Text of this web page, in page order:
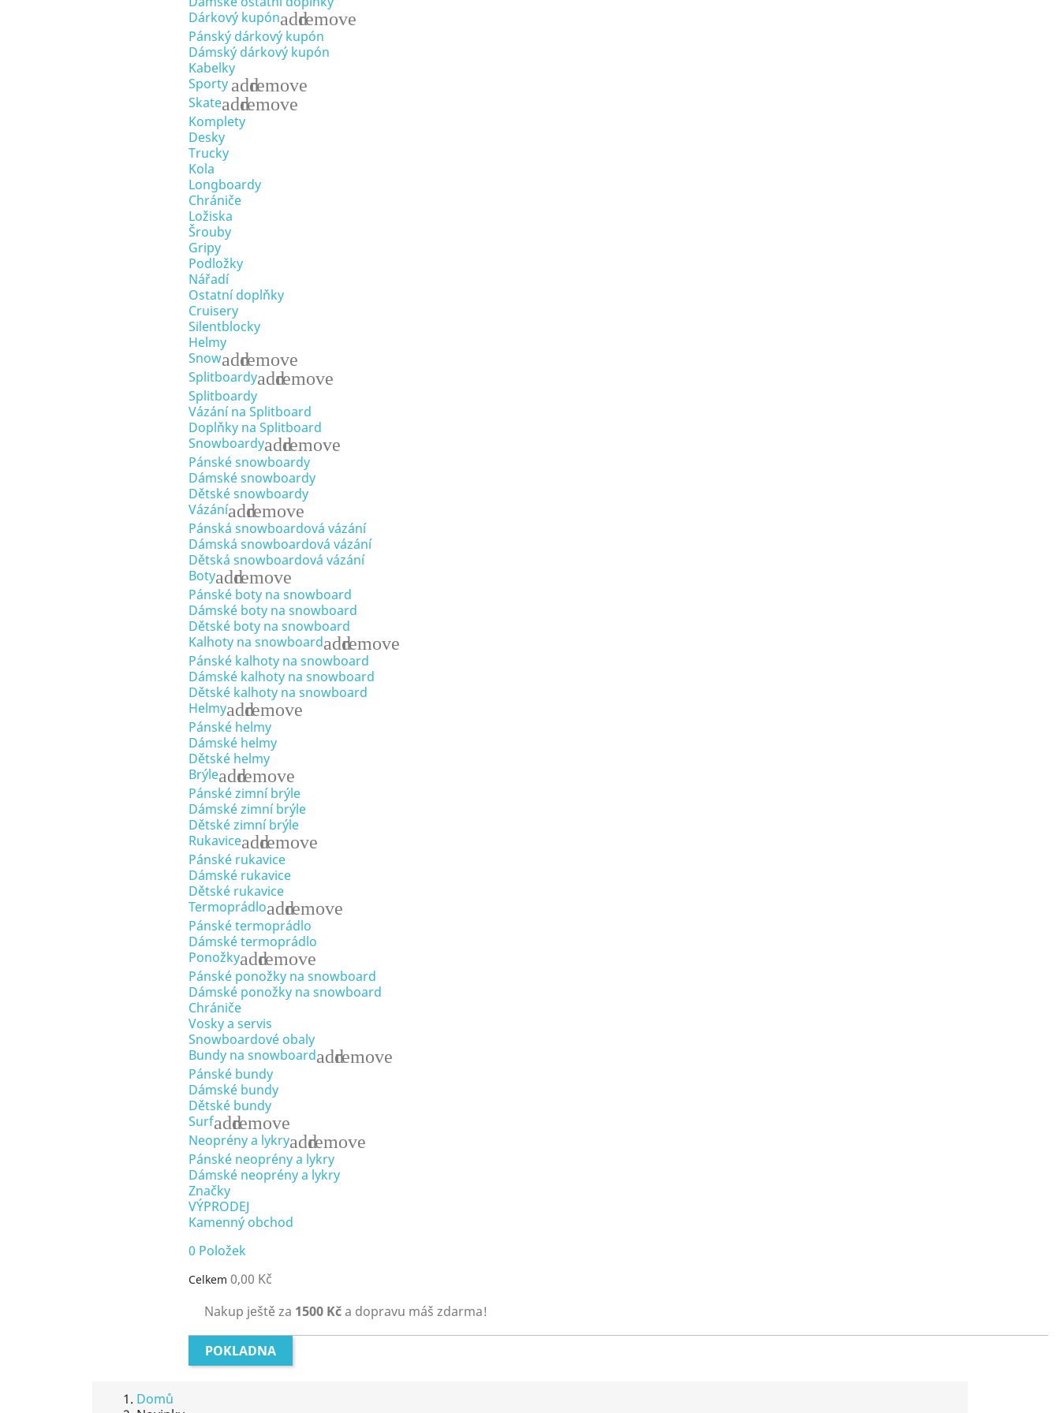
Dárkový kupónaddremove
Pánský dárkový kupón
Dámský dárkový kupón
Kabelky
Sporty addremove
Skateaddremove
Komplety
Desky
Trucky
Kola
Longboardy
Chrániče
Ložiska
Šrouby
Gripy
Podložky
Nářadí
Ostatní doplňky
Cruisery
Silentblocky
Helmy
Snowaddremove
Splitboardyaddremove
Splitboardy
Vázání na Splitboard
Doplňky na Splitboard
Snowboardyaddremove
Pánské snowboardy
Dámské snowboardy
Dětské snowboardy
Vázáníaddremove
Pánská snowboardová vázání
Dámská snowboardová vázání
Dětská snowboardová vázání
Botyaddremove
Pánské boty na snowboard
Dámské boty na snowboard
Dětské boty na snowboard
Kalhoty na snowboardaddremove
Pánské kalhoty na snowboard
Dámské kalhoty na snowboard
Dětské kalhoty na snowboard
Helmyaddremove
Pánské helmy
Dámské helmy
Dětské helmy
Brýleaddremove
Pánské zimní brýle
Dámské zimní brýle
Dětské zimní brýle
Rukaviceaddremove
Pánské rukavice
Dámské rukavice
Dětské rukavice
Termoprádloaddremove
Pánské termoprádlo
Dámské termoprádlo
Ponožkyaddremove
Pánské ponožky na snowboard
Dámské ponožky na snowboard
Chrániče
Vosky a servis
Snowboardové obaly
Bundy na snowboardaddremove
Pánské bundy
Dámské bundy
Dětské bundy
Surfaddremove
Neoprény a lykryaddremove
Pánské neoprény a lykry
Dámské neoprény a lykry
Značky
VÝPRODEJ
Kamenný obchod
0 Položek
Celkem 0,00 Kč
Nakup ještě za 1500 Kča dopravu máš zdarma!
POKLADNA
Domů